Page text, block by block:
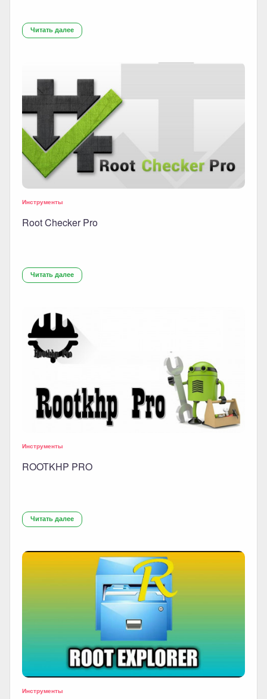
Читать далее
Инструменты
Root Checker Pro
Читать далее
Инструменты
ROOTKHP PRO
Читать далее
Инструменты